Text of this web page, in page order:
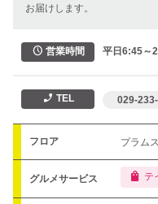
お届けします。
営業時間 平日6:45～
TEL 029-
フロア プラム
グルメサービス テ